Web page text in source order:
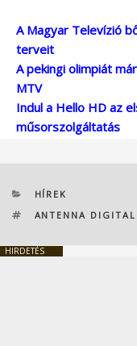
A Magyar Televízió
terveit
A pekingi olimpiát
MTV
Indul a Hello HD az
műsorszolgáltatás
KATEGÓRIÁK
HÍREK
CÍMKÉK
ANTENNA DIGITAL
HIRDETÉS